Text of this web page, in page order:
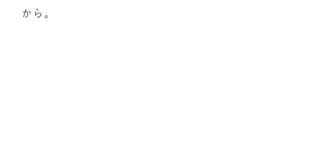
から。